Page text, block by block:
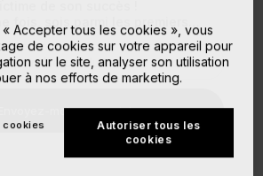
fois, sois parmi les premiers…
Envoyez-moi un courriel
« Accepter tous les cookies », vous
de cookies sur votre appareil pour
sur le site, analyser son utilisation
à nos efforts de marketing.
Autoriser tous les
cookies
cookies